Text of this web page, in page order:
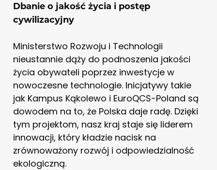
Dbanie o jakość życia i postęp
cywilizacyjny
Ministerstwo Rozwoju i Technologii
nieustannie dąży do podnoszenia jakości
życia obywateli poprzez inwestycje w
nowoczesne technologie. Inicjatywy takie
jak Kampus Kąkolewo i EuroQCS-Poland są
dowodem na to, że Polska daje radę. Dzięki
tym projektom, nasz kraj staje się liderem
innowacji, który kładzie nacisk na
zrównoważony rozwój i odpowiedzialność
ekologiczną.